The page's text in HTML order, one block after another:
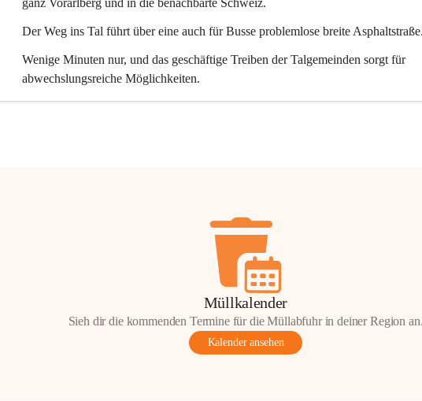
ganz Vorarlberg und in die benachbarte Schweiz.
Der Weg ins Tal führt über eine auch für Busse problemlose breite
Wenige Minuten nur, und das geschäftige Treiben der Talgemeinden sorgt für
abwechslungsreiche Möglichkeiten.
Müllkalender
Sieh dir die kommenden Termine für die Müllabfuhr in deiner Region
Kalender ansehen